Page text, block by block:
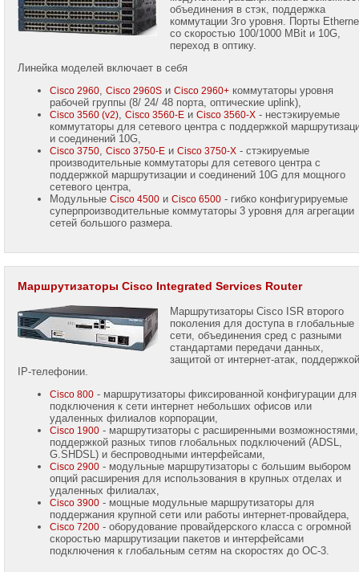
Telegram:
+7
WhatsApp:
(985)
768-
Mobile:
(916)
0005
Telegram:
158-
WhatsApp:
(916)
объединения в стэк, поддержка
коммутации 3го уровня. Порты
со скоростью 100/1000 MBit и 10G,
переход в оптику.
Линейка моделей включает в себя
Cisco 2960, Cisco 2960Sи Cisco 2960+коммутаторы уровня
рабочей группы (8/ 24/ 48 порта, оптические uplink),
Cisco 3560 (v2), Cisco 3560-Eи Cisco 3560-X- нестэкируемые
коммутаторы для сетевого центра с поддержкой
и соединений 10G,
Cisco 3750, Cisco 3750-Eи Cisco 3750-X- стэкируемые
производительные коммутаторы для сетевого центра с
поддержкой маршрутизации и соединений 10G для мощного
сетевого центра,
Модульные Cisco 4500и Cisco 6500- гибко конфигурируемые
суперпроизводительные коммутаторы 3 уровня для агрегации
сетей большого размера.
Маршрутизаторы Cisco Integrated Services Router
Маршрутизаторы Cisco ISR второго
поколения для доступа в глобальные
сети, объединения сред с разными
стандартами передачи данных,
защитой от интернет-атак, поддержкой
IP-телефонии.
Cisco 800- маршрутизаторы фиксированной конфигурации для
подключения к сети интернет небольших офисов или
удаленных филиалов корпорации,
Cisco 1900- маршрутизаторы с расширенными возможностями,
поддержкой разных типов глобальных подключений (ADSL,
G.SHDSL) и беспроводными интерфейсами,
Cisco 2900- модульные маршрутизаторы с большим выбором
опций расширения для использования в крупных отделах и
удаленных филиалах,
Cisco 3900- мощные модульные маршрутизаторы для
поддержания крупной сети или работы интернет-провайдера,
Cisco 7200- оборудование провайдерского класса с огромной
скоростью маршрутизации пакетов и интерфейсами
подключения к глобальным сетям на скоростях до OC-3.